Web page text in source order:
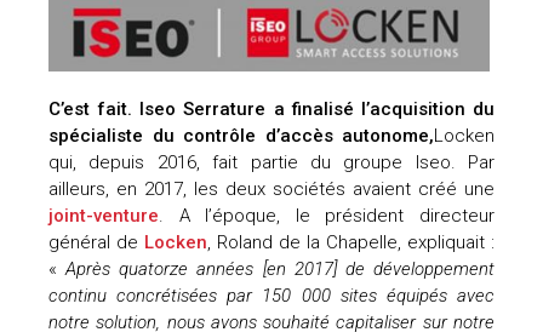
C’est fait. Iseo Serrature a finalisé l’acquisition du
spécialiste du contrôle d’accès autonome,Locken
qui, depuis 2016, fait partie du groupe Iseo. Par
ailleurs, en 2017, les deux sociétés avaient créé une
joint-venture . A l’époque, le président directeur
général de Locken , Roland de la Chapelle, expliquait :
«Après quatorze années [en 2017] de développement
continu concrétisées par 150 000 sites équipés avec
notre solution, nous avons souhaité capitaliser sur notre